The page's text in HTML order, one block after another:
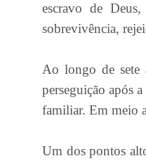
escravo de
sobrevivência,
Ao longo de sete
perseguição após
familiar. Em meio
Um dos pontos